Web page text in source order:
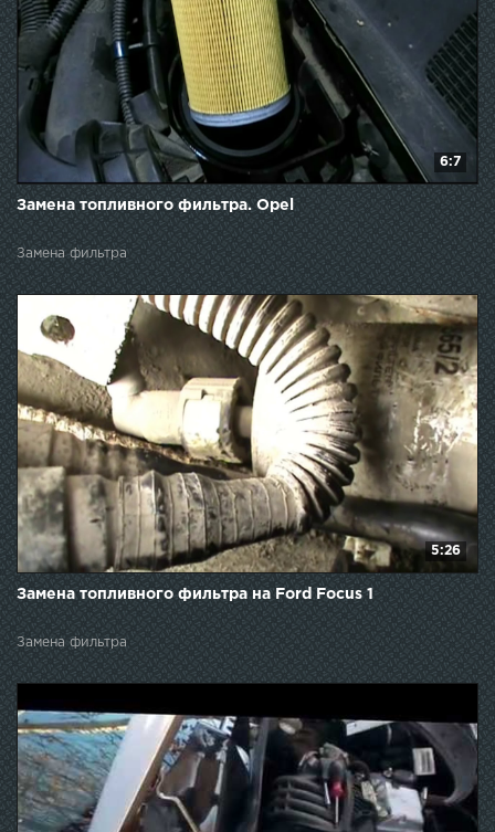
6:7
Замена топливного фильтра. Opel
Замена фильтра
5:26
Замена топливного фильтра на Ford Focus 1
Замена фильтра